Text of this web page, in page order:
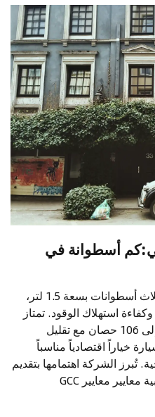
أسطوانة في
توفر تويوتا ياريس 2025 محركاً بثلاث أسطوانات بسعة 1.5 لتر،
استهلاك الوقود. تمتاز
هذه المواصفات بتوفير قوة تصل إلى 106 حصان مع تقليل
خياراً اقتصادياً مناسباً
تُبرز الشركة اهتمامها بتقديم
تقنيات هجينة في الفئات العليا لتلبية معايير معايير GCC